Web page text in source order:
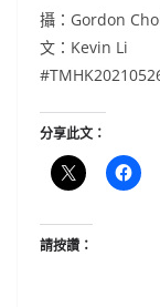
攝：Gordon
文：Kevin Li
分享此文：
請按讚：